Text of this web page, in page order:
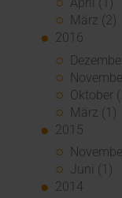
April (1)
März (2)
2016
Oktober
März (1)
2015
Juni (1)
2014